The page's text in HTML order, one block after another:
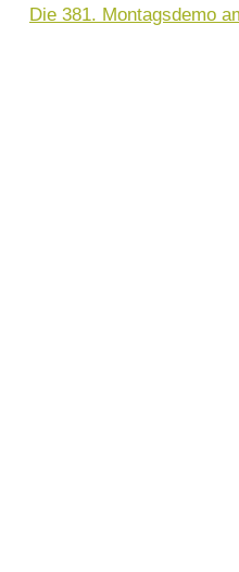
Die 381. Montagsdemo